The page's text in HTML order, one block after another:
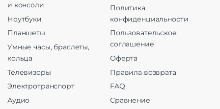
и консоли
Ноутбуки
Планшеты
Умные часы, браслеты,
кольца
Телевизоры
Электротранспорт
Аудио
Политика
конфиденциальности
Пользовательское
соглашение
Оферта
Правила возврата
FAQ
Сравнение